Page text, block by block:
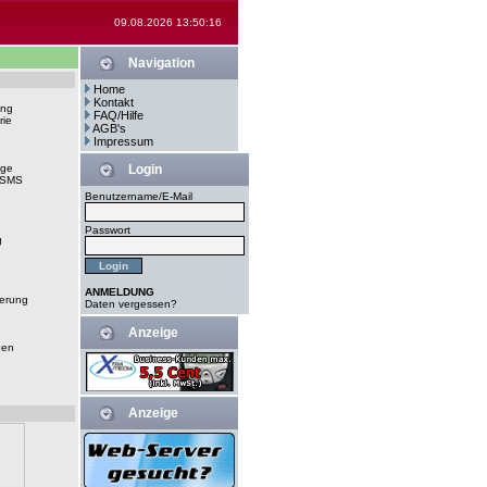
09.08.2026 13:50:16
Navigation
Home
Kontakt
FAQ/Hilfe
AGB's
Impressum
Login
Benutzername/E-Mail
Passwort
ANMELDUNG
Daten vergessen?
Anzeige
Anzeige